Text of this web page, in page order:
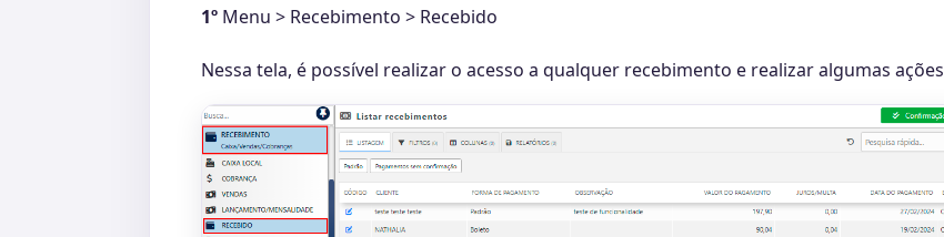
1º Menu > Recebimento > Recebido
Nessa tela, é possível realizar o acesso a qualquer recebimento e realizar algumas ações